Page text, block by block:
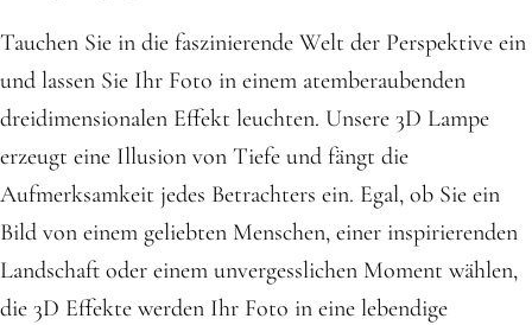
Tauchen Sie in die faszinierende Welt der Perspektive ein
und lassen Sie Ihr Foto in einem atemberaubenden
dreidimensionalen Effekt leuchten. Unsere 3D Lampe
erzeugt eine Illusion von Tiefe und fängt die
Aufmerksamkeit jedes Betrachters ein. Egal, ob Sie ein
Bild von einem geliebten Menschen, einer inspirierenden
Landschaft oder einem unvergesslichen Moment wählen,
die 3D Effekte werden Ihr Foto in eine lebendige